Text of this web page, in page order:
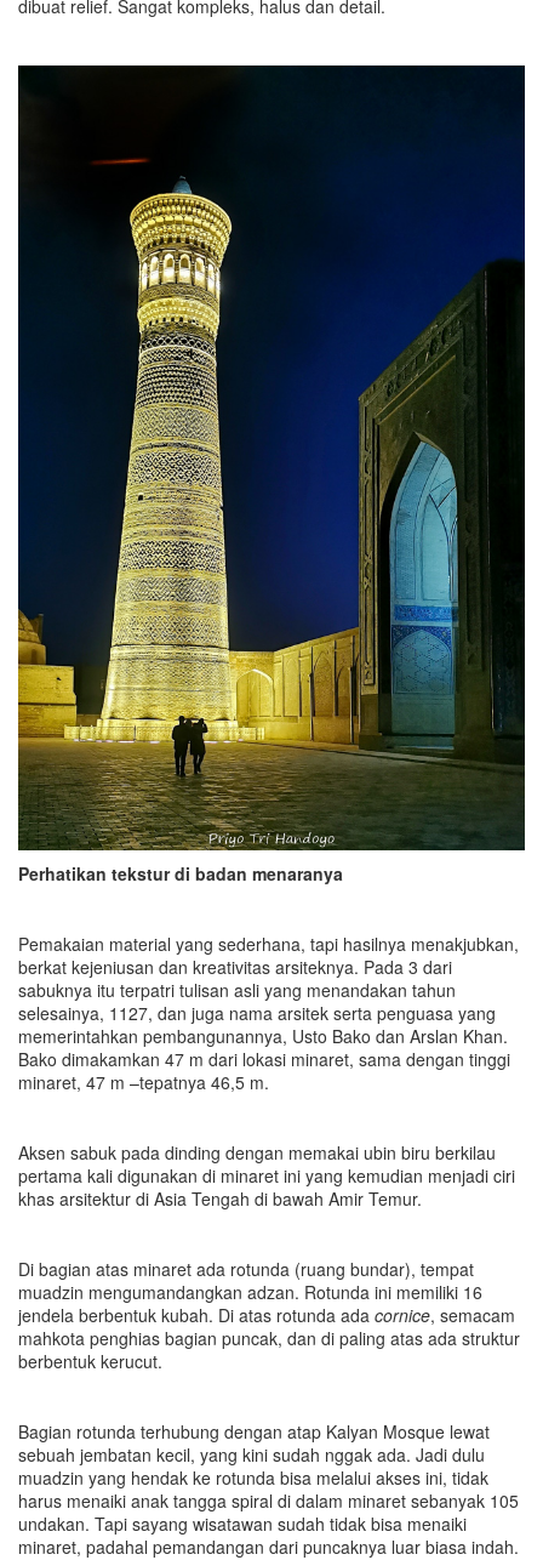
dibuat relief. Sangat kompleks, halus dan detail.
Perhatikan tekstur di badan menaranya
Pemakaian material yang sederhana, tapi hasilnya menakjubkan,
berkat kejeniusan dan kreativitas arsiteknya. Pada 3 dari
sabuknya itu terpatri tulisan asli yang menandakan tahun
selesainya, 1127, dan juga nama arsitek serta penguasa yang
memerintahkan pembangunannya, Usto Bako dan Arslan Khan.
Bako dimakamkan 47 m dari lokasi minaret, sama dengan tinggi
minaret, 47 m –tepatnya 46,5 m.
Aksen sabuk pada dinding dengan memakai ubin biru berkilau
pertama kali digunakan di minaret ini yang kemudian menjadi ciri
khas arsitektur di Asia Tengah di bawah Amir Temur.
Di bagian atas minaret ada rotunda (ruang bundar), tempat
muadzin mengumandangkan adzan. Rotunda ini memiliki 16
jendela berbentuk kubah. Di atas rotunda ada cornice, semacam
mahkota penghias bagian puncak, dan di paling atas ada struktur
berbentuk kerucut.
Bagian rotunda terhubung dengan atap Kalyan Mosque lewat
sebuah jembatan kecil, yang kini sudah nggak ada. Jadi dulu
muadzin yang hendak ke rotunda bisa melalui akses ini, tidak
harus menaiki anak tangga spiral di dalam minaret sebanyak 105
undakan. Tapi sayang wisatawan sudah tidak bisa menaiki
minaret, padahal pemandangan dari puncaknya luar biasa indah.